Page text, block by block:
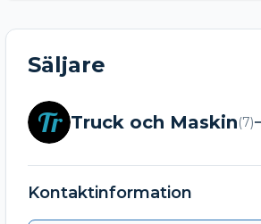
Säljare
Tr Truck och Maskin(7)
Kontaktinformation